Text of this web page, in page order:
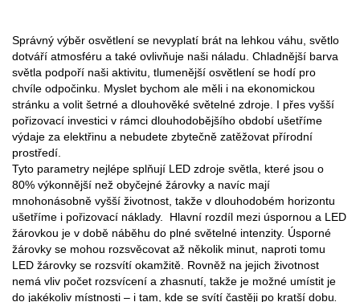
Správný výběr osvětlení se nevyplatí brát na lehkou váhu, světlo
dotváří atmosféru a také ovlivňuje naši náladu. Chladnější barva
světla podpoří naši aktivitu, tlumenější osvětlení se hodí pro
chvíle odpočinku. Myslet bychom ale měli i na ekonomickou
stránku a volit šetrné a dlouhověké světelné zdroje. I přes vyšší
pořizovací investici v rámci dlouhodobějšího období ušetříme
výdaje za elektřinu a nebudete zbytečně zatěžovat přírodní
prostředí.
Tyto parametry nejlépe splňují LED zdroje světla, které jsou o
80% výkonnější než obyčejné žárovky a navíc mají
mnohonásobně vyšší životnost, takže v dlouhodobém horizontu
ušetříme i pořizovací náklady. Hlavní rozdíl mezi úspornou a LED
žárovkou je v době náběhu do plné světelné intenzity. Úsporné
žárovky se mohou rozsvěcovat až několik minut, naproti tomu
LED žárovky se rozsvítí okamžitě. Rovněž na jejich životnost
nemá vliv počet rozsvícení a zhasnutí, takže je možné umístit je
do jakékoliv místnosti – i tam, kde se svítí častěji po kratší dobu